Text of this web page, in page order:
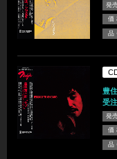
発
価
品
豊
受
発
価
品